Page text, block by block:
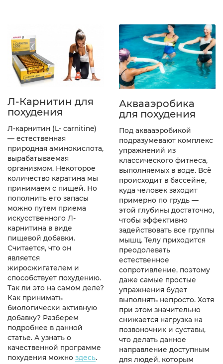
Л-Карнитин для
похудения
Л-карнитин (L- carnitine)
— естественная
природная аминокислота,
вырабатываемая
организмом. Некоторое
количество каратина мы
принимаем с пищей. Но
пополнить его запасы
можно путем приема
искусственного Л-
карнитина в виде
пищевой добавки.
Считается, что он
является
жиросжигателем и
способствует похудению.
Так ли это на самом деле?
Как принимать
биологически активную
добавку? Разберем
подробнее в данной
статье. А узнать о
качественной программе
похудения можно здесь.
Аквааэробика
для похудения
Под аквааэробикой
подразумевают комплекс
упражнений из
классического фитнеса,
выполняемых в воде. Всё
происходит в бассейне,
куда человек заходит
примерно по грудь —
этой глубины достаточно,
чтобы эффективно
задействовать все группы
мышц. Телу приходится
преодолевать
естественное
сопротивление, поэтому
даже самые простые
упражнения будет
выполнять непросто. Хотя
при этом значительно
снижается нагрузка на
позвоночник и суставы,
что делать данное
направление доступным
для людей, которым